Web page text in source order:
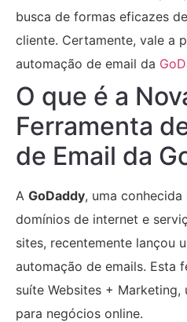
busca de formas eficazes
cliente. Certamente, vale a
automação de email da
O que é a
Ferramenta
de Email da
A GoDaddy, uma
domínios de internet e
sites, recentemente lançou
automação de emails. Esta
suíte Websites +
para negócios online.